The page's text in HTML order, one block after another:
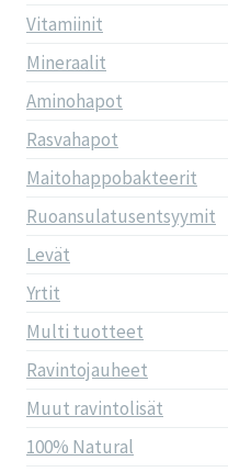
Vitamiinit
Mineraalit
Aminohapot
Rasvahapot
Maitohappobakteerit
Ruoansulatusentsyymit
Levät
Yrtit
Multi tuotteet
Ravintojauheet
Muut ravintolisät
100% Natural